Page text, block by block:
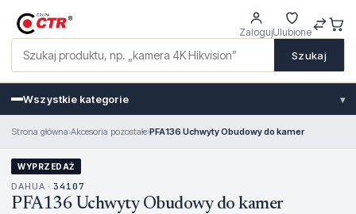
Szukaj
ZalogujUlubione
Wszystkie kategorie ▾
Strona główna›Akcesoria pozostałe›PFA136 Uchwyty Obudowy do kamer
WYPRZEDAŻ
DAHUA · 34107
PFA136 Uchwyty Obudowy do kamer